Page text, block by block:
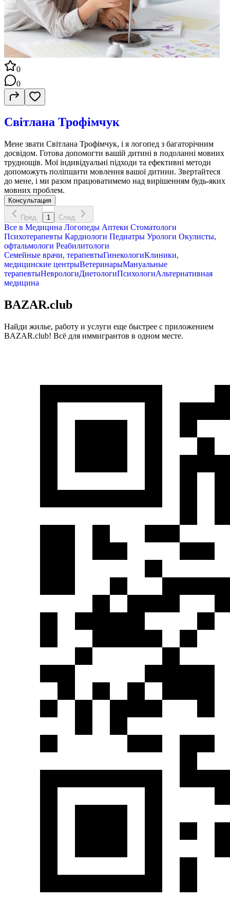
0
0
Світлана Трофімчук
Мене звати Світлана Трофімчук, і я логопед з багаторічним
досвідом. Готова допомогти вашій дитині в подоланні мовних
труднощів. Мої індивідуальні підходи та ефективні методи
допоможуть поліпшити мовлення вашої дитини. Звертайтеся
до мене, і ми разом працюватимемо над вирішенням будь-яких
мовних проблем.
Консультация
Пред. 1 След.
Все в Медицина Логопеды Аптеки Стоматологи
Психотерапевты Кардиологи Педиатры Урологи Окулисты,
офтальмологи Реабилитологи
Семейные врачи, терапевтыГинекологиКлиники,
медицинские центрыВетеринарыМануальные
терапевтыНеврологиДиетологиПсихологиАльтернативная
медицина
BAZAR.club
Найди жилье, работу и услуги еще быстрее с приложением
BAZAR.club! Всё для иммигрантов в одном месте.